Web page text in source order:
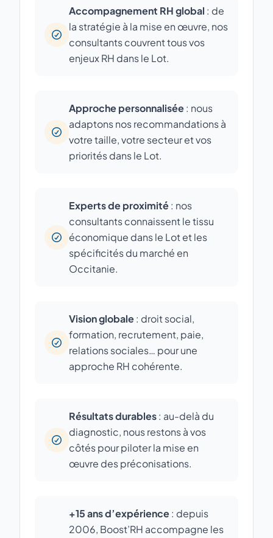
Accompagnement RH global : de
la stratégie à la mise en œuvre, nos
consultants couvrent tous vos
enjeux RH dans le Lot.
Approche personnalisée: nous
adaptons nos recommandations à
votre taille, votre secteur et vos
priorités dans le Lot.
Experts de proximité: nos
consultants connaissent le tissu
économique dans le Lot et les
spécificités du marché en
Occitanie.
Vision globale: droit social,
formation, recrutement, paie,
relations sociales… pour une
approche RH cohérente.
Résultats durables: au-delà du
diagnostic, nous restons à vos
côtés pour piloter la mise en
œuvre des préconisations.
+15 ans d’expérience: depuis
2006, Boost’RH accompagne les